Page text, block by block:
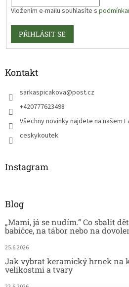
Vložením e-mailu souhlasíte s
PŘIHLÁSIT SE
Kontakt
sarkaspicakova@post.cz
+420777623498
Všechny novinky najdete na našem
ceskykoutek
Instagram
Blog
„Mami, já se nudím.“ Co sbalit
babičce, na tábor nebo na
25.6.2026
Jak vybrat keramický hrnek na
velikostmi a tvary